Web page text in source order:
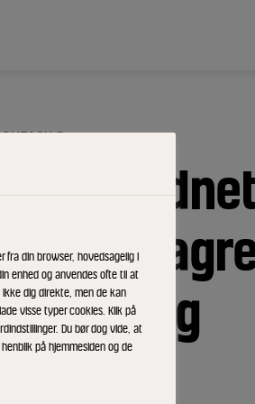
CHEASY®
Fast
20+ 550 g
fra din browser, hovedsagelig i
enhed og anvendes ofte til at
dig direkte, men de kan
visse typer cookies. Klik på
Du bør dog vide, at
på hjemmesiden og de